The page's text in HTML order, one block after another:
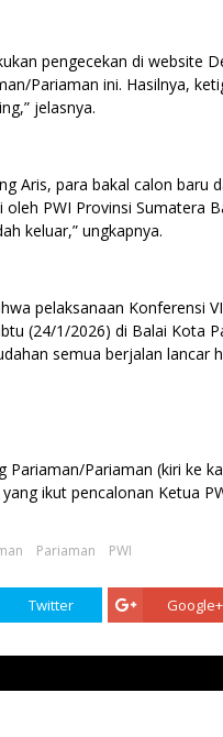
pengecekan di website
Pariaman ini. Hasilnya,
jelasnya.
Aris, para bakal calon baru
PWI Provinsi Sumatera
keluar,” ungkapnya.
pelaksanaan Konferensi
(24/1/2026) di Balai Kota
semua berjalan lancar
Pariaman/Pariaman (kiri ke
ikut pencalonan Ketua
Pariaman PWI
Twitter Google+